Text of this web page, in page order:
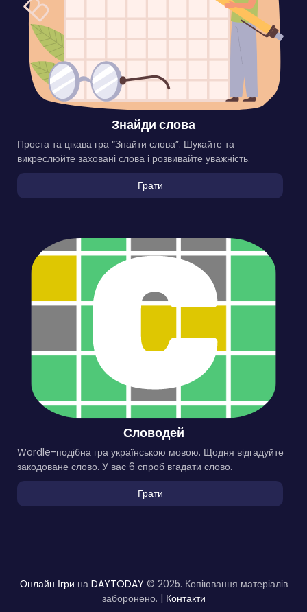
Знайди слова
Проста та цікава гра “Знайти слова”. Шукайте та
викреслюйте заховані слова і розвивайте уважність.
Грати
Словодей
Wordle-подібна гра українською мовою. Щодня відгадуйте
закодоване слово. У вас 6 спроб вгадати слово.
Грати
Онлайн Ігри на DAYTODAY © 2025. Копіювання матеріалів
заборонено. | Контакти